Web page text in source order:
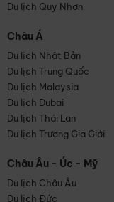
Du lịch Quy Nhơn
Châu Á
Du lịch Nhật Bản
Du lịch Trung Quốc
Du lịch Malaysia
Du lịch Dubai
Du lịch Thái Lan
Du lịch Trương Gia Giới
Châu Âu - Úc - Mỹ
Du lịch Châu Âu
Du lịch Đức